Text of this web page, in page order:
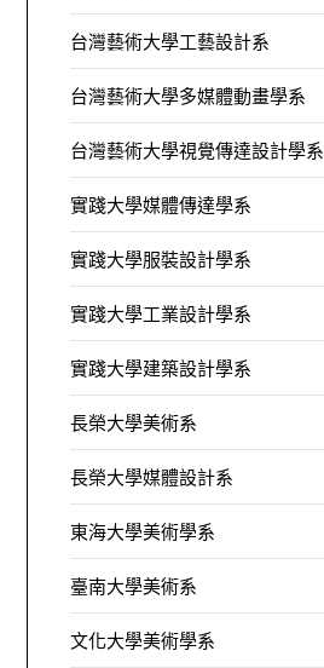
台灣藝術大學工藝設計系
台灣藝術大學多媒體動畫學系
台灣藝術大學視覺傳達設計學系
實踐大學媒體傳達學系
實踐大學服裝設計學系
實踐大學工業設計學系
實踐大學建築設計學系
長榮大學美術系
長榮大學媒體設計系
東海大學美術學系
臺南大學美術系
文化大學美術學系